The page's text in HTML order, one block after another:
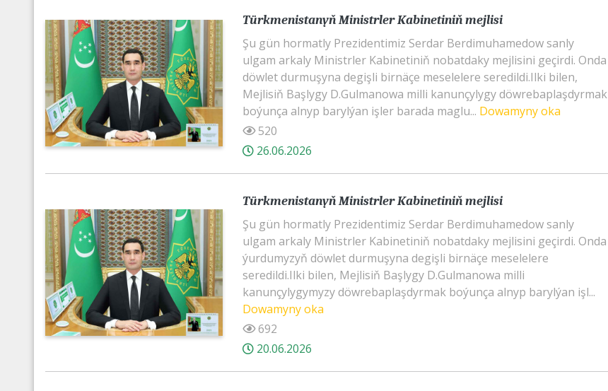
Türkmenistanyň Ministrler Kabinetiniň mejlisi
Şu gün hormatly Prezidentimiz Serdar Berdimuhamedow sanly
ulgam arkaly Ministrler Kabinetiniň nobatdaky mejlisini geçirdi. Onda
döwlet durmuşyna degişli birnäçe meselelere seredildi.Ilki bilen,
Mejlisiň Başlygy D.Gulmanowa milli kanunçylygy döwrebaplaşdyrmak
boýunça alnyp barylýan işler barada maglu... Dowamyny oka
520
26.06.2026
Türkmenistanyň Ministrler Kabinetiniň mejlisi
Şu gün hormatly Prezidentimiz Serdar Berdimuhamedow sanly
ulgam arkaly Ministrler Kabinetiniň nobatdaky mejlisini geçirdi. Onda
ýurdumyzyň döwlet durmuşyna degişli birnäçe meselelere
seredildi.Ilki bilen, Mejlisiň Başlygy D.Gulmanowa milli
kanunçylygymyzy döwrebaplaşdyrmak boýunça alnyp barylýan işl...
Dowamyny oka
692
20.06.2026